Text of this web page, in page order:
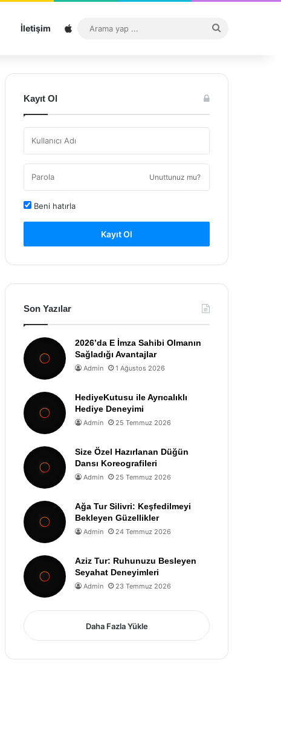
İletişim Sitemap
...
Kayıt Ol
Unuttunuz mu?
Beni hatırla
Kayıt Ol
Son Yazılar
2026’da E İmza Sahibi Olmanın
Sağladığı Avantajlar
Admin 1 Ağustos 2026
HediyeKutusu ile Ayrıcalıklı
Hediye Deneyimi
Admin 25 Temmuz 2026
Size Özel Hazırlanan Düğün
Dansı Koreografileri
Admin 25 Temmuz 2026
Ağa Tur Silivri: Keşfedilmeyi
Bekleyen Güzellikler
Admin 24 Temmuz 2026
Aziz Tur: Ruhunuzu Besleyen
Seyahat Deneyimleri
Admin 23 Temmuz 2026
Daha Fazla Yükle